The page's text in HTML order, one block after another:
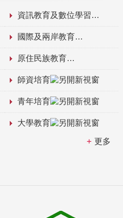
資訊教育及數位學習
國際及兩岸教育
原住民族教育
師資培育
青年培育
大學教育
更多